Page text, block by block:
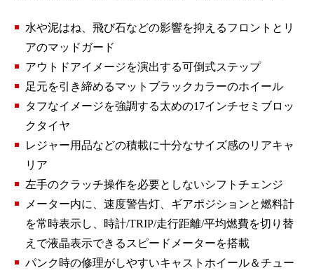
水や泥はね、飛び石などの影響を抑えるフロントとリ
アのマッドガード
アウトドアイメージを演出する可倒式ステップ
足元を引き締めるマットブラックカラーのホイール
タフなイメージを強調する太めの17インチセミブロッ
クタイヤ
レジャー用品などの積載に十分なサイズ感のリアキャ
リア
左手のクラッチ操作を必要としないシフトチェンジ
メーター内に、速度警告灯、ギアポジションと燃料計
を常時表示し、時計/TRIP/走行距離/平均燃費を切り替
えで液晶表示できるスピードメーターを搭載
パンク時の修理がしやすいキャストホイール＆チュー